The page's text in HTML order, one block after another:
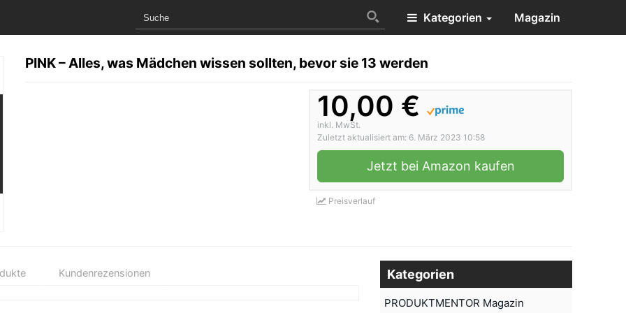
Kategorien Magazin
PINK – Alles, was Mädchen wissen sollten, bevor sie 13 werden
10,00 €
inkl. MwSt.
Zuletzt aktualisiert am: 6. März 2023 10:58
Jetzt bei Amazon kaufen
Preisverlauf
Kundenrezensionen Kategorien
PRODUKTMENTOR Magazin